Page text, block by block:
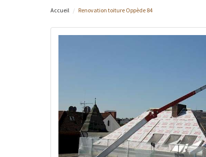
Accueil Renovation toiture Oppède 84